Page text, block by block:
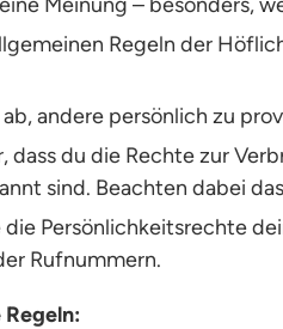
Regeln der
andere persönlich zu
dass du die Rechte zur
sind. Beachten dabei
die Persönlichkeitsrechte
Rufnummern.
Regeln: